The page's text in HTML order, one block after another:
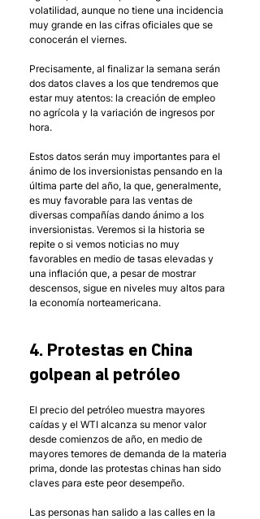
volatilidad, aunque no tiene una incidencia
muy grande en las cifras oficiales que se
conocerán el viernes.
Precisamente, al finalizar la semana serán
dos datos claves a los que tendremos que
estar muy atentos: la creación de empleo
no agrícola y la variación de ingresos por
hora.
Estos datos serán muy importantes para el
ánimo de los inversionistas pensando en la
última parte del año, la que, generalmente,
es muy favorable para las ventas de
diversas compañías dando ánimo a los
inversionistas. Veremos si la historia se
repite o si vemos noticias no muy
favorables en medio de tasas elevadas y
una inflación que, a pesar de mostrar
descensos, sigue en niveles muy altos para
la economía norteamericana.
4. Protestas en China
golpean al petróleo
El precio del petróleo muestra mayores
caídas y el WTI alcanza su menor valor
desde comienzos de año, en medio de
mayores temores de demanda de la materia
prima, donde las protestas chinas han sido
claves para este peor desempeño.
Las personas han salido a las calles en la